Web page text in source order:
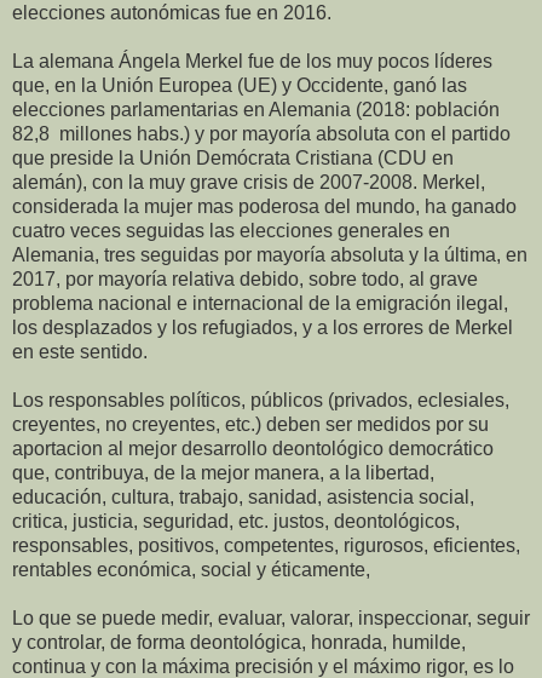
elecciones autonómicas fue en 2016.
La alemana Ángela Merkel fue de los muy pocos líderes
que, en la Unión Europea (UE) y Occidente, ganó las
elecciones parlamentarias en Alemania (2018: población
82,8 millones habs.) y por mayoría absoluta con el partido
que preside la Unión Demócrata Cristiana (CDU en
alemán), con la muy grave crisis de 2007-2008. Merkel,
considerada la mujer mas poderosa del mundo, ha ganado
cuatro veces seguidas las elecciones generales en
Alemania, tres seguidas por mayoría absoluta y la última, en
2017, por mayoría relativa debido, sobre todo, al grave
problema nacional e internacional de la emigración ilegal,
los desplazados y los refugiados, y a los errores de Merkel
en este sentido.
Los responsables políticos, públicos (privados, eclesiales,
creyentes, no creyentes, etc.) deben ser medidos por su
aportacion al mejor desarrollo deontológico democrático
que, contribuya, de la mejor manera, a la libertad,
educación, cultura, trabajo, sanidad, asistencia social,
critica, justicia, seguridad, etc. justos, deontológicos,
responsables, positivos, competentes, rigurosos, eficientes,
rentables económica, social y éticamente,
Lo que se puede medir, evaluar, valorar, inspeccionar, seguir
y controlar, de forma deontológica, honrada, humilde,
continua y con la máxima precisión y el máximo rigor, es lo